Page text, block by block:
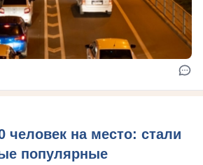
человек на место: стали
популярные